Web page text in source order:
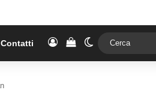
Contatti AccediVedi il carrello
Cambia aspetto